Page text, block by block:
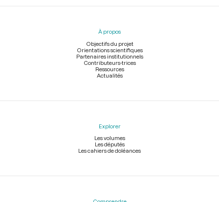
Menu
À propos
Objectifs du projet
Orientations scientifiques
Partenaires institutionnels
Contributeurs-trices
Ressources
Actualités
Explorer
Les volumes
Les députés
Les cahiers de doléances